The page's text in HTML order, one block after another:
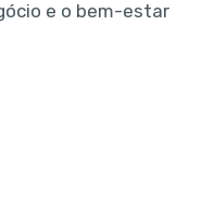
e o bem-estar